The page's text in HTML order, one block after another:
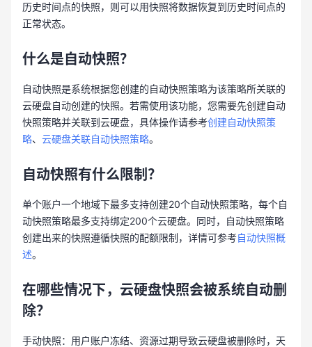
历史时间点的快照，则可以用快照将数据恢复到历史时间点的
正常状态。
什么是自动快照？
自动快照是系统根据您创建的自动快照策略为该策略所关联的
云硬盘自动创建的快照。若需使用该功能，您需要先创建自动
快照策略并关联到云硬盘，具体操作请参考创建自动快照策
略、 云硬盘关联自动快照策略。
自动快照有什么限制？
单个账户一个地域下最多支持创建20个自动快照策略，每个自
动快照策略最多支持绑定200个云硬盘。同时，自动快照策略
创建出来的快照遵循快照的配额限制，详情可参考自动快照概
述。
在哪些情况下，云硬盘快照会被系统自动删
除？
手动快照：用户账户冻结、资源过期导致云硬盘被删除时，天